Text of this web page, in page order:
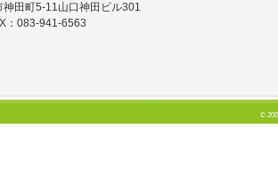
田町5-11山口神田ビル301
：083-941-6563
©